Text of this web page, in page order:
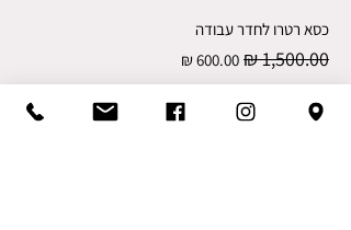
כסא רטרו לחדר עבודה
מחיר רגיל
מחיר מבצע
משלוחים